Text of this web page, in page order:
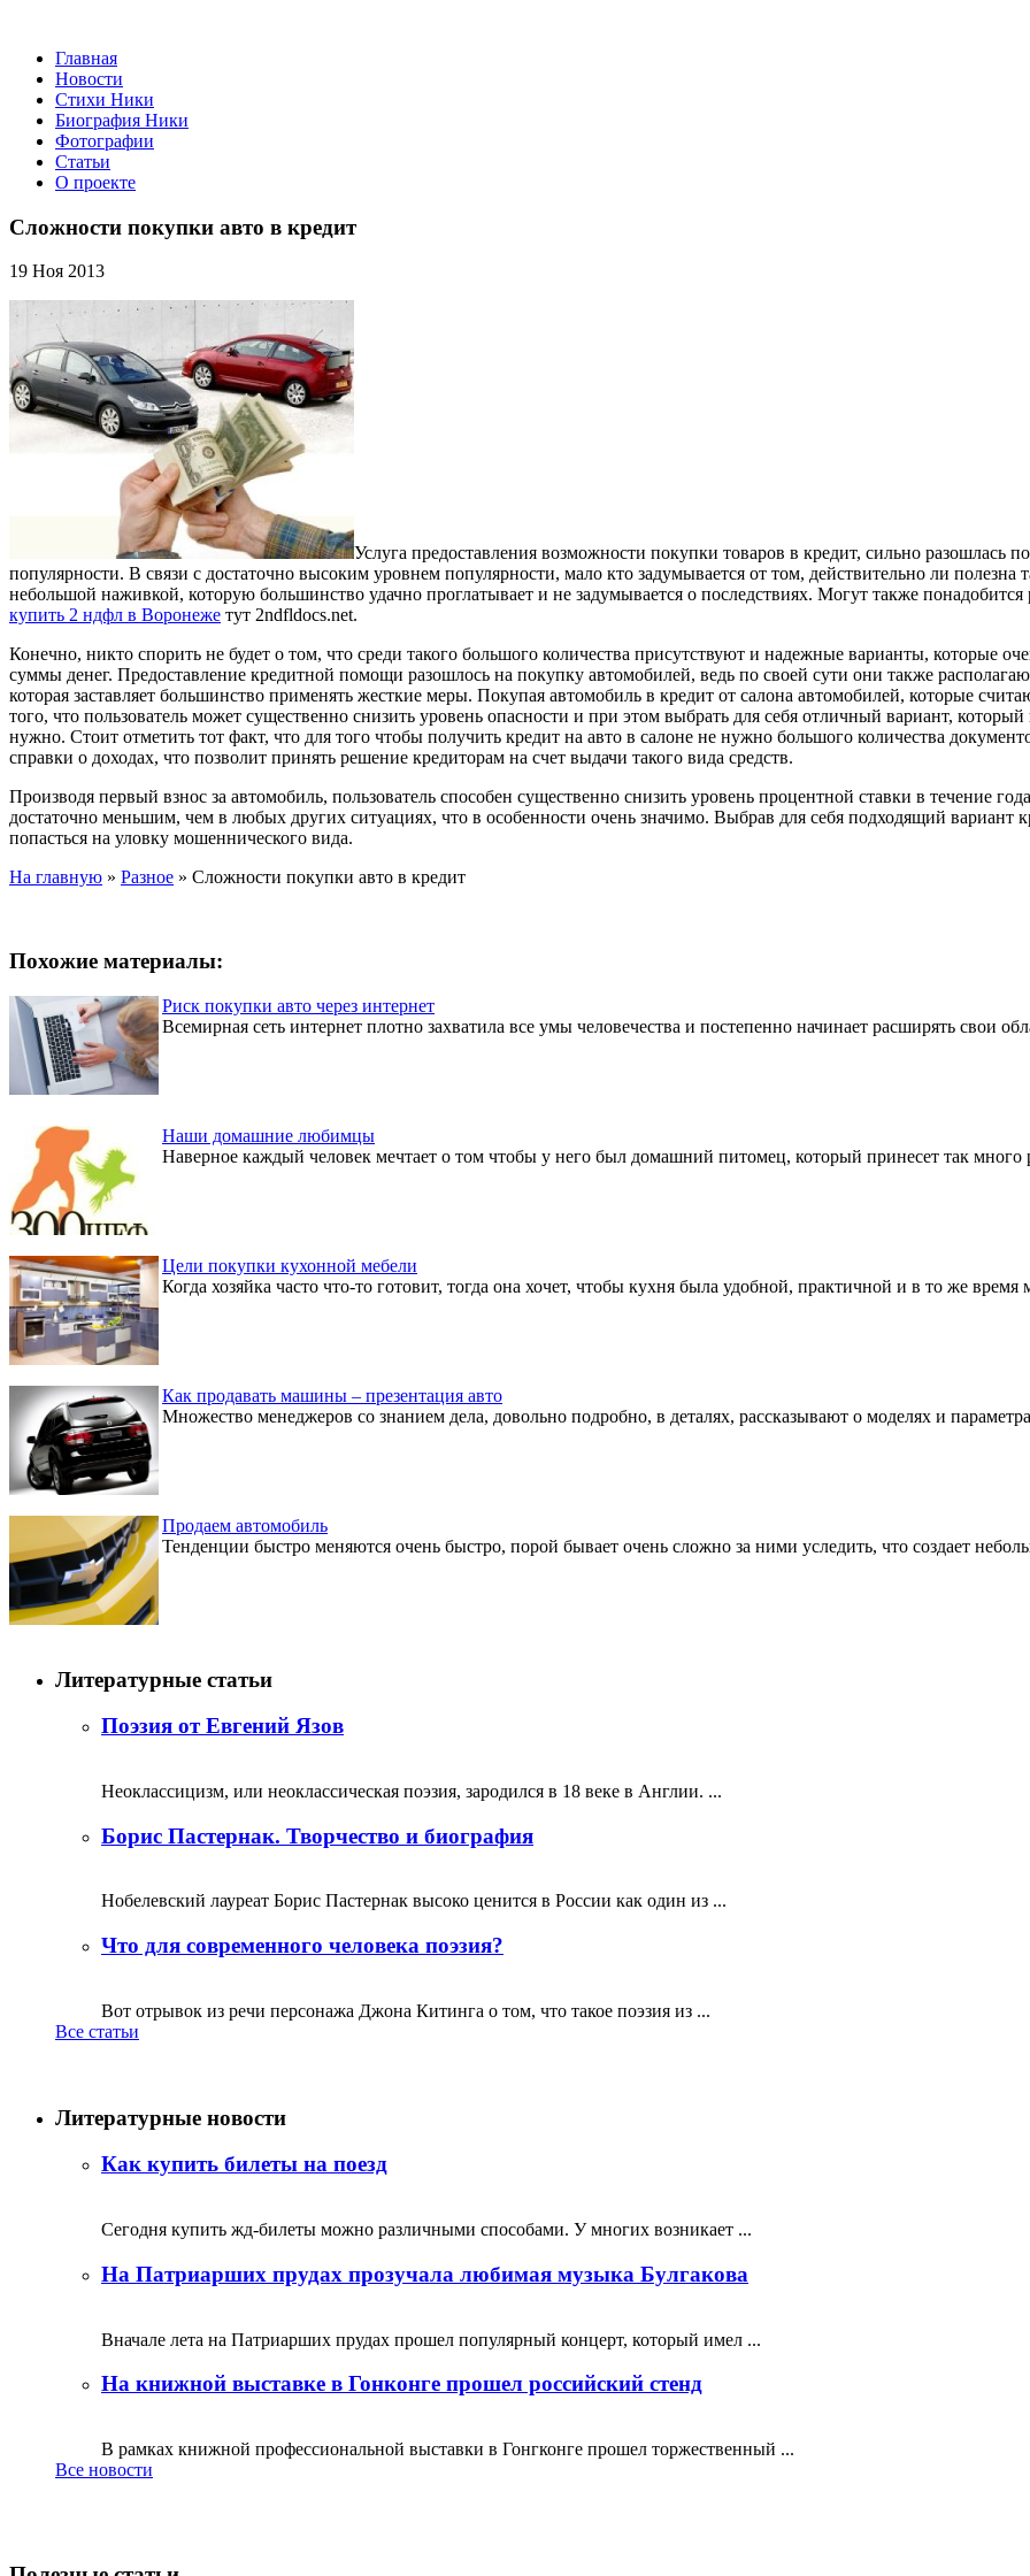
Главная
Новости
Стихи Ники
Биография Ники
Фотографии
Статьи
О проекте
Сложности покупки авто в кредит
19 Ноя 2013
Услуга предоставления возможности покупки товаров в кредит, сильно разошлась
популярности. В связи с достаточно высоким уровнем популярности, мало кто задумывается от том, действительно ли полезна
небольшой наживкой, которую большинство удачно проглатывает и не задумывается о последствиях. Могут также
купить 2 ндфл в Воронеже тут 2ndfldocs.net.
Конечно, никто спорить не будет о том, что среди такого большого количества присутствуют и надежные варианты, которые
суммы денег. Предоставление кредитной помощи разошлось на покупку автомобилей, ведь по своей сути они также
которая заставляет большинство применять жесткие меры. Покупая автомобиль в кредит от салона автомобилей, которые
того, что пользователь может существенно снизить уровень опасности и при этом выбрать для себя отличный вариант,
нужно. Стоит отметить тот факт, что для того чтобы получить кредит на авто в салоне не нужно большого количества
справки о доходах, что позволит принять решение кредиторам на счет выдачи такого вида средств.
Производя первый взнос за автомобиль, пользователь способен существенно снизить уровень процентной ставки в течение
достаточно меньшим, чем в любых других ситуациях, что в особенности очень значимо. Выбрав для себя подходящий вариант
попасться на уловку мошеннического вида.
На главную » Разное » Сложности покупки авто в кредит
Похожие материалы:
Риск покупки авто через интернет
Всемирная сеть интернет плотно захватила все умы человечества и постепенно начинает расширять свои
Наши домашние любимцы
Наверное каждый человек мечтает о том чтобы у него был домашний питомец, который принесет так много
Цели покупки кухонной мебели
Когда хозяйка часто что-то готовит, тогда она хочет, чтобы кухня была удобной, практичной и в то же
Как продавать машины – презентация авто
Множество менеджеров со знанием дела, довольно подробно, в деталях, рассказывают о моделях и
Продаем автомобиль
Тенденции быстро меняются очень быстро, порой бывает очень сложно за ними уследить, что создает
Литературные статьи
Поэзия от Евгений Язов
Неоклассицизм, или неоклассическая поэзия, зародился в 18 веке в Англии. ...
Борис Пастернак. Творчество и биография
Нобелевский лауреат Борис Пастернак высоко ценится в России как один из ...
Что для современного человека поэзия?
Вот отрывок из речи персонажа Джона Китинга о том, что такое поэзия из ...
Все статьи
Литературные новости
Как купить билеты на поезд
Сегодня купить жд-билеты можно различными способами. У многих возникает ...
На Патриарших прудах прозучала любимая музыка Булгакова
Вначале лета на Патриарших прудах прошел популярный концерт, который имел ...
На книжной выставке в Гонконге прошел российский стенд
В рамках книжной профессиональной выставки в Гонгконге прошел торжественный ...
Все новости